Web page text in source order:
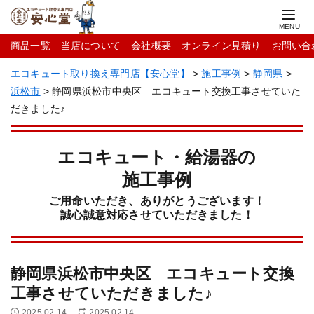
商品一覧 当店について 会社概要 オンライン見積り お問い合
エコキュート取り換え専門店【安心堂】 >施工事例 > 静岡県 >
浜松市 >静岡県浜松市中央区 エコキュート交換工事させていた
だきました♪
エコキュート・給湯器の
施工事例
ご用命いただき、ありがとうございます！
誠心誠意対応させていただきました！
静岡県浜松市中央区 エコキュート交換
工事させていただきました♪